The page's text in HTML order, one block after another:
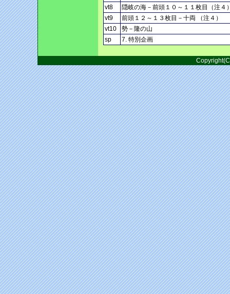
vt8
隠岐の海－前頭１０～１１枚目（注４
vt9
前頭１２～１３枚目－十両 （注４）
vt10
勢－隆の山
sp
7. 特別企画